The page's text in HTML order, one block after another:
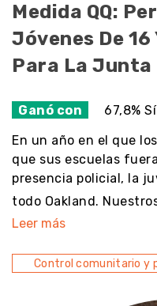
Medida QQ:
Jóvenes De 16
Para La Junta
Ganó con 67,8%
En un año en el que
que sus escuelas
presencia policial, la
todo Oakland.
Leer más
Control comunitario y